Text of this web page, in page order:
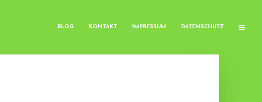
BLOG KONTAKT IMPRESSUM DATENSCHUTZ